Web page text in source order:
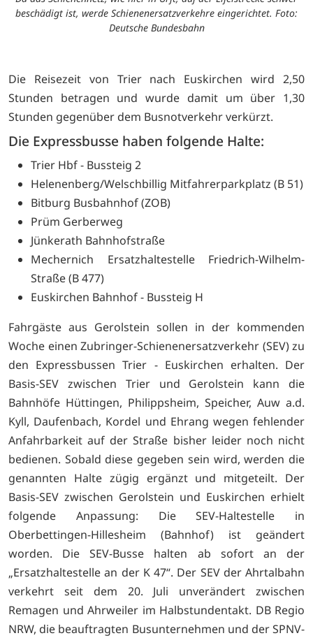
beschädigt ist, werde Schienenersatzverkehre eingerichtet. Foto:
Deutsche Bundesbahn
Die Reisezeit von Trier nach Euskirchen wird 2,50
Stunden betragen und wurde damit um über 1,30
Stunden gegenüber dem Busnotverkehr verkürzt.
Die Expressbusse haben folgende Halte:
Trier Hbf - Bussteig 2
Helenenberg/Welschbillig Mitfahrerparkplatz (B 51)
Bitburg Busbahnhof (ZOB)
Prüm Gerberweg
Jünkerath Bahnhofstraße
Mechernich Ersatzhaltestelle Friedrich-Wilhelm-
Straße (B 477)
Euskirchen Bahnhof - Bussteig H
Fahrgäste aus Gerolstein sollen in der kommenden
Woche einen Zubringer-Schienenersatzverkehr (SEV) zu
den Expressbussen Trier - Euskirchen erhalten. Der
Basis-SEV zwischen Trier und Gerolstein kann die
Bahnhöfe Hüttingen, Philippsheim, Speicher, Auw a.d.
Kyll, Daufenbach, Kordel und Ehrang wegen fehlender
Anfahrbarkeit auf der Straße bisher leider noch nicht
bedienen. Sobald diese gegeben sein wird, werden die
genannten Halte zügig ergänzt und mitgeteilt. Der
Basis-SEV zwischen Gerolstein und Euskirchen erhielt
folgende Anpassung: Die SEV-Haltestelle in
Oberbettingen-Hillesheim (Bahnhof) ist geändert
worden. Die SEV-Busse halten ab sofort an der
„Ersatzhaltestelle an der K 47“. Der SEV der Ahrtalbahn
verkehrt seit dem 20. Juli unverändert zwischen
Remagen und Ahrweiler im Halbstundentakt. DB Regio
NRW, die beauftragten Busunternehmen und der SPNV-